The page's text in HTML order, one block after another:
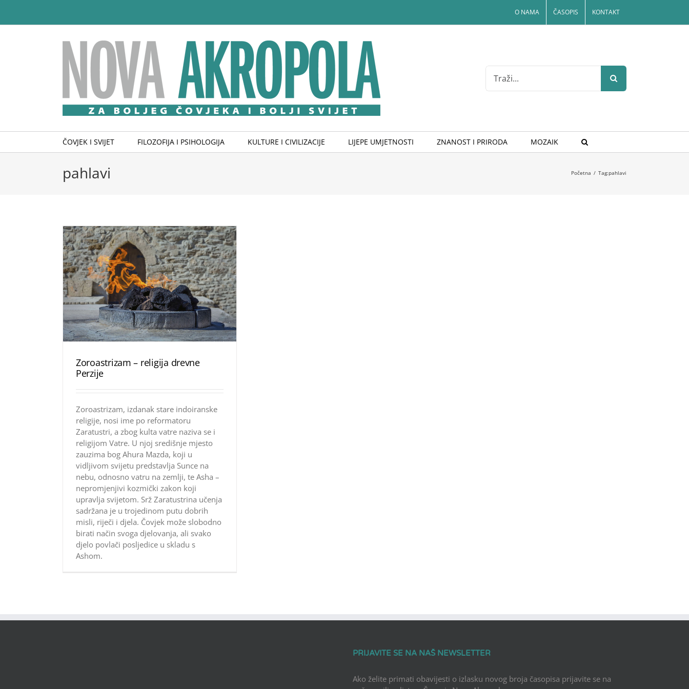
content
O NAMA ČASOPIS KONTAKT
Search
for:
ČOVJEK I SVIJET FILOZOFIJA I PSIHOLOGIJA KULTURE I CIVILIZACIJE LIJEPE UMJETNOSTI ZNANOST I PRIRODA MOZAIK
pahlavi Početna / Tag:pahlavi
Zoroastrizam – religija drevne
Perzije
Zoroastrizam, izdanak stare indoiranske
religije, nosi ime po reformatoru
Zaratustri, a zbog kulta vatre naziva se i
religijom Vatre. U njoj središnje mjesto
zauzima bog Ahura Mazda, koji u
vidljivom svijetu predstavlja Sunce na
nebu, odnosno vatru na zemlji, te Asha –
nepromjenjivi kozmički zakon koji
upravlja svijetom. Srž Zaratustrina učenja
sadržana je u trojedinom putu dobrih
misli, riječi i djela. Čovjek može slobodno
birati način svoga djelovanja, ali svako
djelo povlači posljedice u skladu s
Ashom.
PRIJAVITE SE NA NAŠ NEWSLETTER
Ako želite primati obavijesti o izlasku novog broja časopisa prijavite se na